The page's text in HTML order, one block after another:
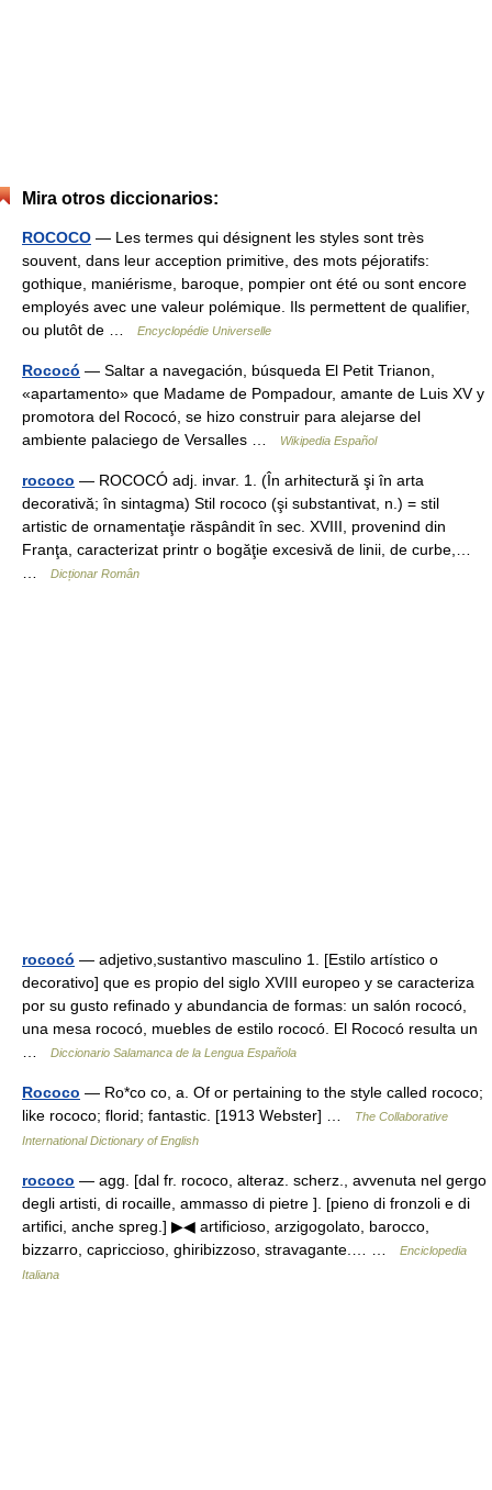
Mira otros diccionarios:
ROCOCO — Les termes qui désignent les styles sont très
souvent, dans leur acception primitive, des mots péjoratifs:
gothique, maniérisme, baroque, pompier ont été ou sont encore
employés avec une valeur polémique. Ils permettent de qualifier,
ou plutôt de …
Encyclopédie Universelle
Rococó — Saltar a navegación, búsqueda El Petit Trianon,
«apartamento» que Madame de Pompadour, amante de Luis XV y
promotora del Rococó, se hizo construir para alejarse del
ambiente palaciego de Versalles …
Wikipedia Español
rococo — ROCOCÓ adj. invar. 1. (În arhitectură şi în arta
decorativă; în sintagma) Stil rococo (şi substantivat, n.) = stil
artistic de ornamentaţie răspândit în sec. XVIII, provenind din
Franţa, caracterizat printr o bogăţie excesivă de linii, de curbe,…
Dicționar Român
rococó — adjetivo,sustantivo masculino 1. [Estilo artístico o
decorativo] que es propio del siglo XVIII europeo y se caracteriza
por su gusto refinado y abundancia de formas: un salón rococó,
una mesa rococó, muebles de estilo rococó. El Rococó resulta un
Diccionario Salamanca de la Lengua Española
Rococo — Ro*co co, a. Of or pertaining to the style called rococo;
like rococo; florid; fantastic. [1913 Webster] …
The Collaborative
International Dictionary of English
rococo — agg. [dal fr. rococo, alteraz. scherz., avvenuta nel gergo
degli artisti, di rocaille, ammasso di pietre ]. [pieno di fronzoli e di
artifici, anche spreg.] ▶◀ artificioso, arzigogolato, barocco,
bizzarro, capriccioso, ghiribizzoso, stravagante.… …
Enciclopedia
Italiana